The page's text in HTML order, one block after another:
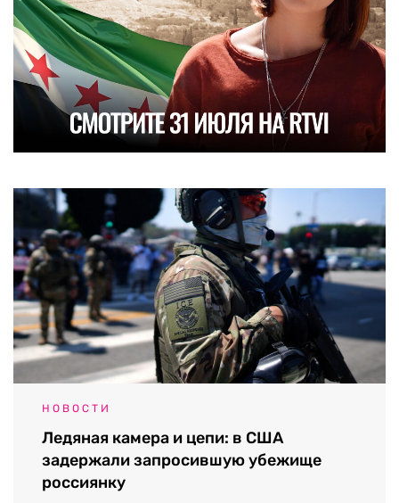
НОВОСТИ
Ледяная камера и цепи: в США
задержали запросившую убежище
россиянку